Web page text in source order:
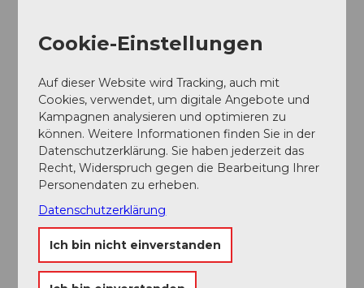
Unsere Empfehlung Auf der Karte anschauen
BY-
NC-
NDVerkehrshaus der Schweiz
Cookie-Einstellungen
Auf dieser Website wird Tracking, auch mit
Cookies, verwendet, um digitale Angebote und
Kampagnen analysieren und optimieren zu
können. Weitere Informationen finden Sie in der
Datenschutzerklärung. Sie haben jederzeit das
Recht, Widerspruch gegen die Bearbeitung Ihrer
Personendaten zu erheben.
Datenschutzerklärung
Ich bin nicht einverstanden